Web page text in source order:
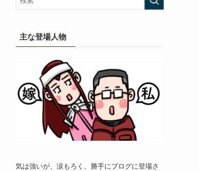
主な登場人物
気は強いが、涙もろく、勝手にブログに登場さ